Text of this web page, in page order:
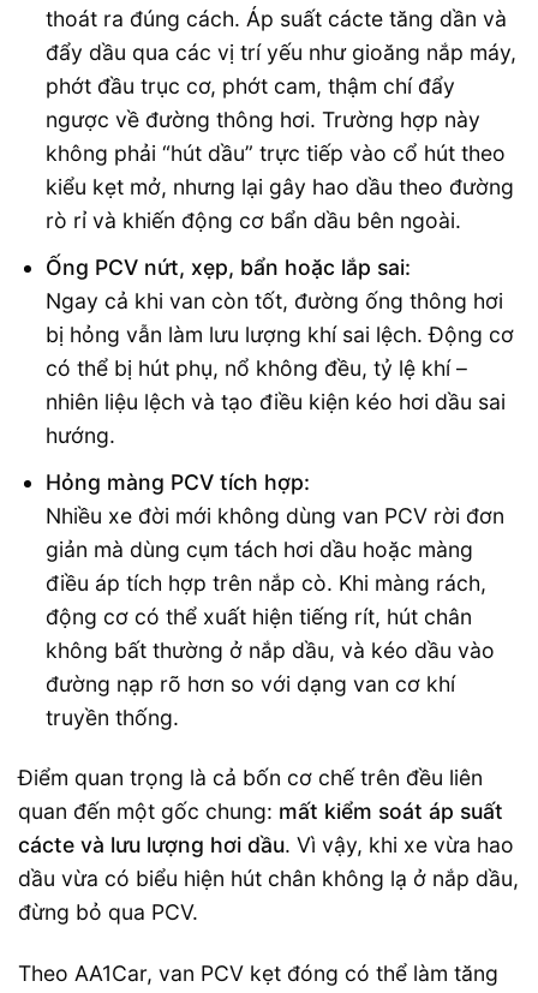
thoát ra đúng cách. Áp suất cácte tăng dần và
đẩy dầu qua các vị trí yếu như gioăng nắp máy,
phớt đầu trục cơ, phớt cam, thậm chí đẩy
ngược về đường thông hơi. Trường hợp này
không phải “hút dầu” trực tiếp vào cổ hút theo
kiểu kẹt mở, nhưng lại gây hao dầu theo đường
rò rỉ và khiến động cơ bẩn dầu bên ngoài.
Ống PCV nứt, xẹp, bẩn hoặc lắp sai:
Ngay cả khi van còn tốt, đường ống thông hơi
bị hỏng vẫn làm lưu lượng khí sai lệch. Động cơ
có thể bị hút phụ, nổ không đều, tỷ lệ khí –
nhiên liệu lệch và tạo điều kiện kéo hơi dầu sai
hướng.
Hỏng màng PCV tích hợp:
Nhiều xe đời mới không dùng van PCV rời đơn
giản mà dùng cụm tách hơi dầu hoặc màng
điều áp tích hợp trên nắp cò. Khi màng rách,
động cơ có thể xuất hiện tiếng rít, hút chân
không bất thường ở nắp dầu, và kéo dầu vào
đường nạp rõ hơn so với dạng van cơ khí
truyền thống.
Điểm quan trọng là cả bốn cơ chế trên đều liên
quan đến một gốc chung: mất kiểm soát áp suất
cácte và lưu lượng hơi dầu. Vì vậy, khi xe vừa hao
dầu vừa có biểu hiện hút chân không lạ ở nắp dầu,
đừng bỏ qua PCV.
Theo AA1Car, van PCV kẹt đóng có thể làm tăng